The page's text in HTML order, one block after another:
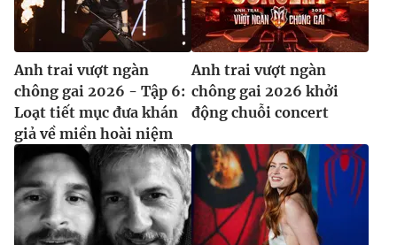
Anh trai vượt ngàn
chông gai 2026 - Tập 6:
Loạt tiết mục đưa khán
giả về miền hoài niệm
Anh trai vượt ngàn
chông gai 2026 khởi
động chuỗi concert